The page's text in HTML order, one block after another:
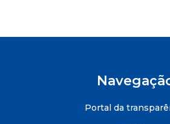
Portal da